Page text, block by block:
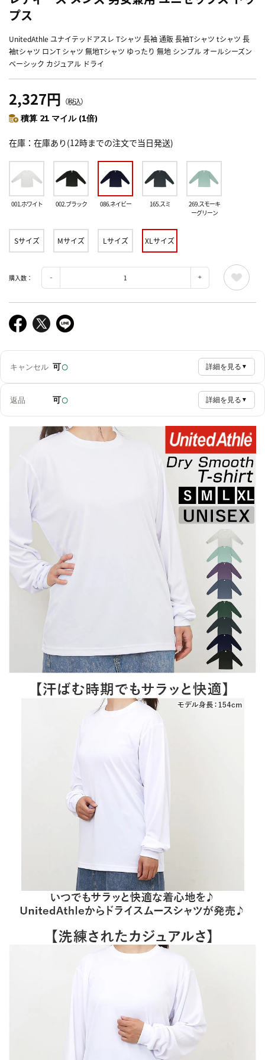
プス
UnitedAthle ユナイテッドアスレ Tシャツ 長袖 通販 長袖Tシャツ tシャツ 長
袖tシャツ ロンT シャツ 無地Tシャツ ゆったり 無地 シンプル オールシーズン
ベーシック カジュアル ドライ
2,327円 （税込）
積算 21 マイル (1倍)
在庫 在庫あり(12時までの注文で当日発送)
001.ホワイト 002.ブラック 086.ネイビー 165.スミ
269.スモーキ
ーグリーン
Sサイズ Mサイズ Lサイズ XLサイズ
購入数：
キャンセル 可○ 詳細を見る ▼
返品 可○ 詳細を見る ▼